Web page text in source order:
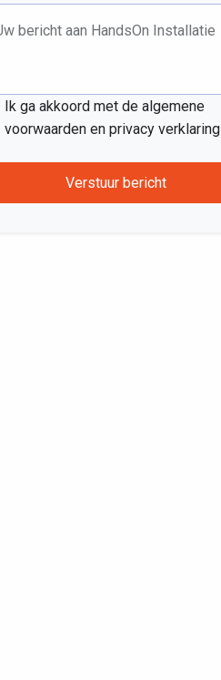
bericht aan HandsOn Installatie
Ik ga akkoord met de algemene
voorwaarden en privacy verklaring
Verstuur bericht